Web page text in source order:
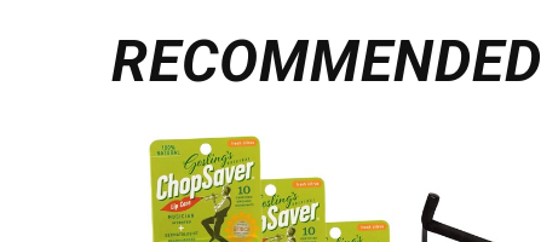
RECOMMENDED